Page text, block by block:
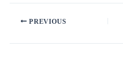
PREVIOUS